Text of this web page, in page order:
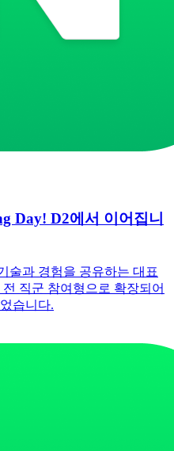
Day! D2에서 이어집니
술과 경험을 공유하는 대표
직군 참여형으로 확장되어
습니다.